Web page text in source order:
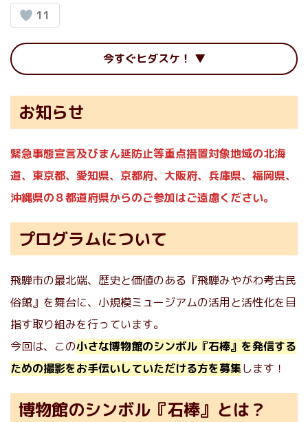
11
今すぐヒダスケ！
お知らせ
緊急事態宣言及びまん延防止等重点措置対象地域の北海
道、東京都、愛知県、京都府、大阪府、兵庫県、福岡県、
沖縄県の８都道府県からのご参加はご遠慮ください。
プログラムについて
飛騨市の最北端、歴史と価値のある『飛騨みやがわ考古民
俗館』を舞台に、小規模ミュージアムの活用と活性化を目
指す取り組みを行っています。
今回は、この小さな博物館のシンボル『石棒』を発信する
ための撮影をお手伝いしていただける方を募集します！
博物館のシンボル『石棒』とは？